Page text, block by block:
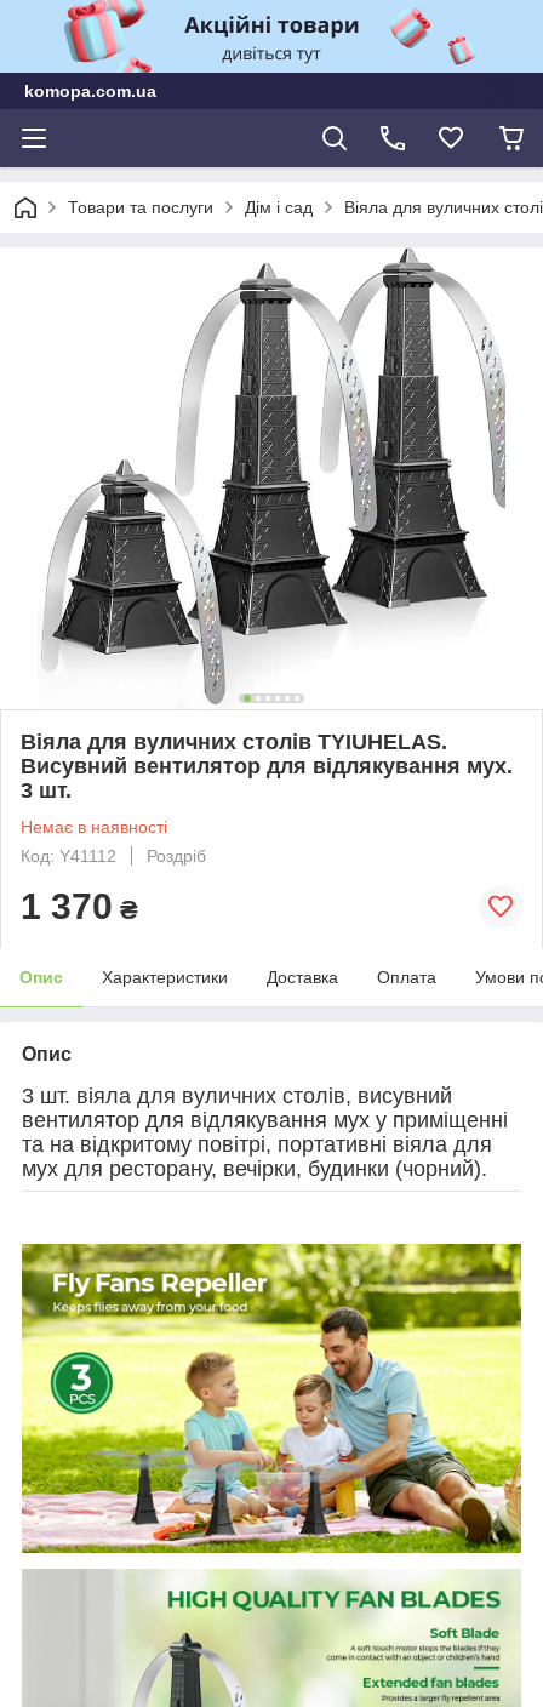
komopa.com.ua
Товари та послуги Дім і сад Віяла для вуличних
Віяла для вуличних столів TYIUHELAS.
Висувний вентилятор для відлякування мух.
3 шт.
Немає в наявності
Код: Y41112
Роздріб
1 370 ₴
Опис Характеристики Доставка Оплата Умови
Опис
3 шт. віяла для вуличних столів, висувний
вентилятор для відлякування мух у приміщенні
та на відкритому повітрі, портативні віяла для
мух для ресторану, вечірки, будинки (чорний).